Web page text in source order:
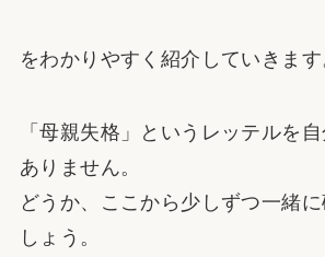
をわかりやすく紹介していきます
「母親失格」というレッテルを
ありません。
どうか、ここから少しずつ一緒
しょう。